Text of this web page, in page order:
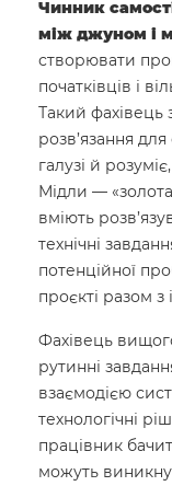
Чинник
між джуном і
створювати
початківців і
Такий фахівець
розв’язання
галузі й
Мідли —
вміють
технічні
потенційної
проєкті разом
Фахівець
рутинні
взаємодією
технологічні
працівник
можуть